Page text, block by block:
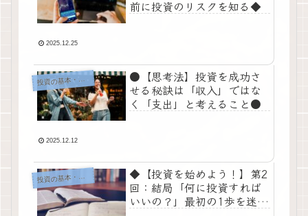
前に投資のリスクを知る◆
2025.12.25
投
資の基本・考え方
●【思考法】投資を成功さ
せる秘訣は「収入」ではな
く「支出」と考えること●
2025.12.12
投
資の基本・考え方
◆【投資を始めよう！】第2
回：結局「何に投資すれば
いいの？」最初の1歩を迷わ